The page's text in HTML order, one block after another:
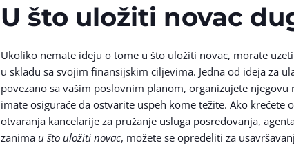
U što uložiti novac
Ukoliko nemate ideju o tome u što uložiti novac, morate
u skladu sa svojim finansijskim ciljevima. Jedna od ideja za
povezano sa vašim poslovnim planom, organizujete
imate osiguraće da ostvarite uspeh kome težite. Ako
otvaranja kancelarije za pružanje usluga posredovanja,
zanima u što uložiti novac, možete se opredeliti za